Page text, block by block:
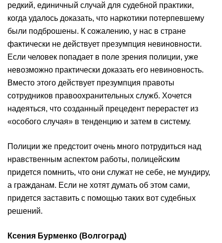
редкий, единичный случай для судебной практики,
когда удалось доказать, что наркотики потерпевшему
были подброшены. К сожалению, у нас в стране
фактически не действует презумпция невиновности.
Если человек попадает в поле зрения полиции, уже
невозможно практически доказать его невиновность.
Вместо этого действует презумпция правоты
сотрудников правоохранительных служб. Хочется
надеяться, что созданный прецедент перерастет из
«особого случая» в тенденцию и затем в систему.
Полиции же предстоит очень много потрудиться над
нравственным аспектом работы, полицейским
придется помнить, что они служат не себе, не мундиру,
а гражданам. Если не хотят думать об этом сами,
придется заставить с помощью таких вот судебных
решений.
Ксения Бурменко (Волгоград)